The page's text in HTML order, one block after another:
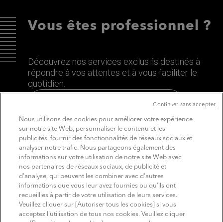
Vous êtes professionnel ?
Découvrez nos services exclusifs destinés à
répondre à vos attentes et à vous faciliter le
quotidien.
Découvrez le site dédié aux Pros
SUIVEZ MITSUBISHI ELECTRIC
YoutubeLinkedinInstagram
Nous utilisons des cookies pour améliorer votre expérience
sur notre site Web, personnaliser le contenu et les
publicités, fournir des fonctionnalités de réseaux sociaux et
analyser notre trafic. Nous partageons également des
informations sur votre utilisation de notre site Web avec
nos partenaires de réseaux sociaux, de publicité et
d'analyse, qui peuvent les combiner avec d'autres
informations que vous leur avez fournies ou qu'ils ont
recueillies à partir de votre utilisation de leurs services.
Veuillez cliquer sur [Autoriser tous les cookies] si vous
acceptez l'utilisation de tous nos cookies. Veuillez cliquer
Continuer sans accepter